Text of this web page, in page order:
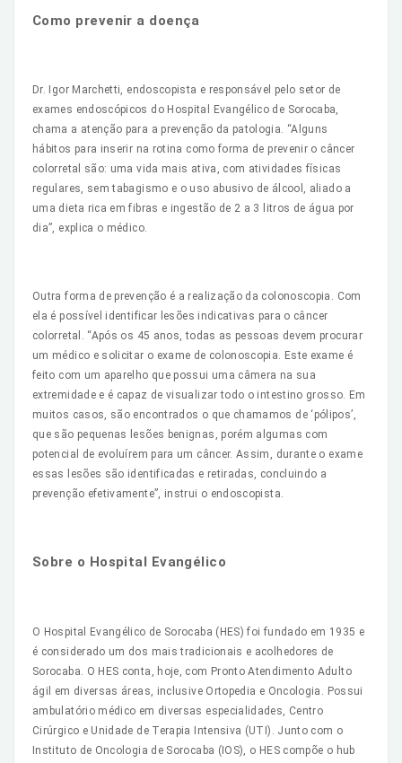
Como prevenir a doença
Dr. Igor Marchetti, endoscopista e responsável pelo setor de
exames endoscópicos do Hospital Evangélico de Sorocaba,
chama a atenção para a prevenção da patologia. “Alguns
hábitos para inserir na rotina como forma de prevenir o câncer
colorretal são: uma vida mais ativa, com atividades físicas
regulares, sem tabagismo e o uso abusivo de álcool, aliado a
uma dieta rica em fibras e ingestão de 2 a 3 litros de água por
dia”, explica o médico.
Outra forma de prevenção é a realização da colonoscopia. Com
ela é possível identificar lesões indicativas para o câncer
colorretal. “Após os 45 anos, todas as pessoas devem procurar
um médico e solicitar o exame de colonoscopia. Este exame é
feito com um aparelho que possui uma câmera na sua
extremidade e é capaz de visualizar todo o intestino grosso. Em
muitos casos, são encontrados o que chamamos de ‘pólipos’,
que são pequenas lesões benignas, porém algumas com
potencial de evoluírem para um câncer. Assim, durante o exame
essas lesões são identificadas e retiradas, concluindo a
prevenção efetivamente”, instrui o endoscopista.
Sobre o Hospital Evangélico
O Hospital Evangélico de Sorocaba (HES) foi fundado em 1935 e
é considerado um dos mais tradicionais e acolhedores de
Sorocaba. O HES conta, hoje, com Pronto Atendimento Adulto
ágil em diversas áreas, inclusive Ortopedia e Oncologia. Possui
ambulatório médico em diversas especialidades, Centro
Cirúrgico e Unidade de Terapia Intensiva (UTI). Junto com o
Instituto de Oncologia de Sorocaba (IOS), o HES compõe o hub